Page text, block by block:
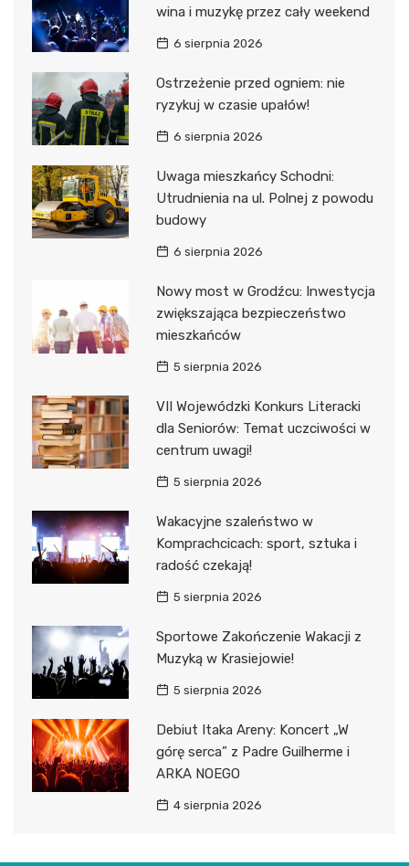
wina i muzykę przez cały weekend
6 sierpnia 2026
Ostrzeżenie przed ogniem: nie
ryzykuj w czasie upałów!
6 sierpnia 2026
Uwaga mieszkańcy Schodni:
Utrudnienia na ul. Polnej z powodu
budowy
6 sierpnia 2026
Nowy most w Grodźcu: Inwestycja
zwiększająca bezpieczeństwo
mieszkańców
5 sierpnia 2026
VII Wojewódzki Konkurs Literacki
dla Seniorów: Temat uczciwości w
centrum uwagi!
5 sierpnia 2026
Wakacyjne szaleństwo w
Komprachcicach: sport, sztuka i
radość czekają!
5 sierpnia 2026
Sportowe Zakończenie Wakacji z
Muzyką w Krasiejowie!
5 sierpnia 2026
Debiut Itaka Areny: Koncert „W
górę serca” z Padre Guilherme i
ARKA NOEGO
4 sierpnia 2026